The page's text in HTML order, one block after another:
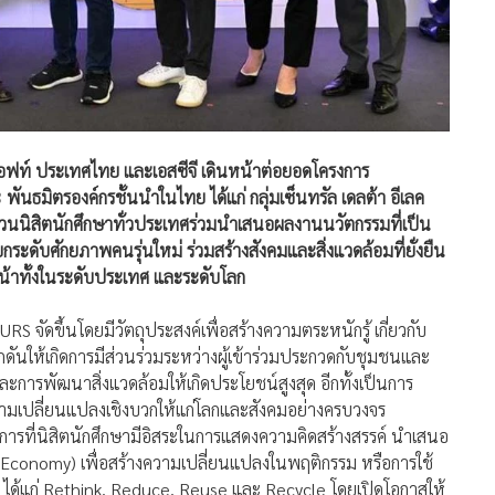
ประเทศไทย และเอสซีจี เดินหน้าต่อยอดโครงการ
นธมิตรองค์กรชั้นนำในไทย ได้แก่ กลุ่มเซ็นทรัล เดลต้า อีเลค
นนิสิตนักศึกษาทั่วประเทศร่วมนำเสนอผลงานนวัตกรรมที่เป็น
ระดับศักยภาพคนรุ่นใหม่ ร่วมสร้างสังคมและสิ่งแวดล้อมที่ยั่งยืน
ทั้งในระดับประเทศ และระดับโลก
จัดขึ้นโดยมีวัตถุประสงค์เพื่อสร้างความตระหนักรู้ เกี่ยวกับ
ห้เกิดการมีส่วนร่วมระหว่างผู้เข้าร่วมประกวดกับชุมชนและ
การพัฒนาสิ่งแวดล้อมให้เกิดประโยชน์สูงสุด อีกทั้งเป็นการ
ปลี่ยนแปลงเชิงบวกให้แก่โลกและสังคมอย่างครบวงจร
ารที่นิสิตนักศึกษามีอิสระในการแสดงความคิดสร้างสรรค์ นำเสนอ
เพื่อสร้างความเปลี่ยนแปลงในพฤติกรรม หรือการใช้
Rethink, Reduce, Reuse และ Recycle โดยเปิดโอกาสให้